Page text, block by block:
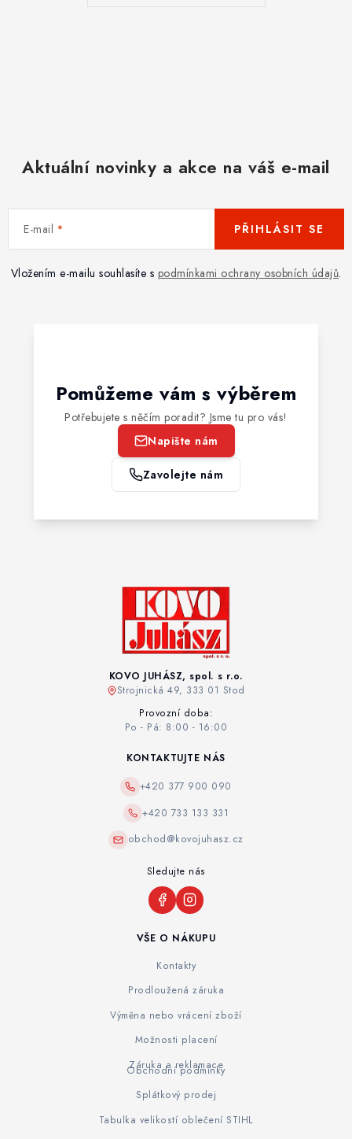
Aktuální novinky a akce na váš e-mail
E-mail
Vložením e-mailu souhlasíte s podmínkami ochrany osobních údajů.
PŘIHLÁSIT SE
Pomůžeme vám s výběrem
Potřebujete s něčím poradit? Jsme tu pro vás!
Napište nám
Zavolejte nám
KOVO JUHÁSZ, spol. s r.o.
Strojnická 49, 333 01 Stod
Provozní doba:
Po - Pá: 8:00 - 16:00
VŠE O NÁKUPU
Kontakty
Prodloužená záruka
Výměna nebo vrácení zboží
Možnosti placení
Záruka a reklamace
Obchodní podmínky
Splátkový prodej
Tabulka velikostí oblečení STIHL
KONTAKTUJTE NÁS
+420 377 900 090
+420 733 133 331
obchod@kovojuhasz.cz
Sledujte nás